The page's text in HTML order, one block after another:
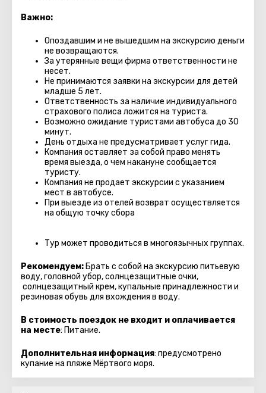
Важно:
Опоздавшим и не вышедшим на экскурсию деньги
не возвращаются.
За утерянные вещи фирма ответственности не
несет.
Не принимаются заявки на экскурсии для детей
младше 5 лет.
Ответственность за наличие индивидуального
страхового полиса ложится на туриста.
Возможно ожидание туристами автобуса до 30
минут.
День отдыха не предусматривает услуг гида.
Компания оставляет за собой право менять
время выезда, о чем накануне сообщается
туристу.
Компания не продает экскурсии с указанием
мест в автобуcе.
При выезде из отелей возврат осуществляется
на общую точку сбора
Тур может проводиться в многоязычных группах.
Рекомендуем: Брать с собой на экскурсию питьевую
воду, головной убор, солнцезащитные очки,
солнцезащитный крем, купальные принадлежности и
резиновая обувь для вхождения в воду.
В стоимость поездок не входит и оплачивается
на месте: Питание.
Дополнительная информация: предусмотрено
купание на пляже Мёртвого моря.